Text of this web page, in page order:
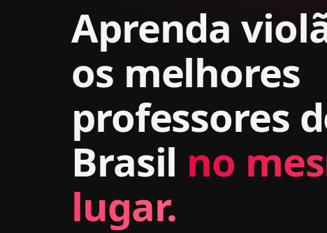
Aprenda
os melhores
professores
Brasil no
lugar.